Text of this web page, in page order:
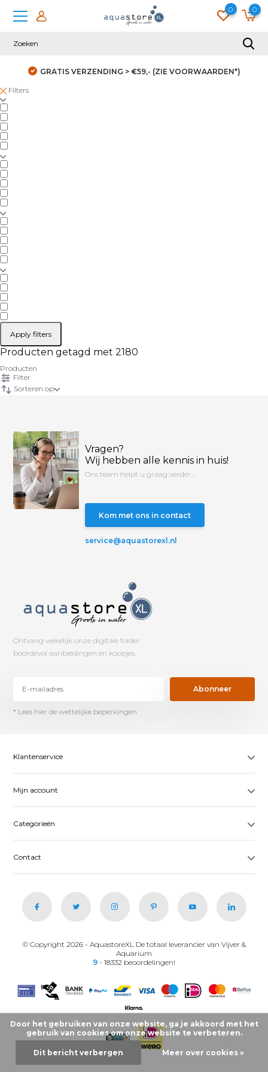
0 0
GRATIS VERZENDING > €59,- (ZIE VOORWAARDEN*)
Filters
Apply filters
Producten getagd met 2180
Producten
Filter
Sorteren op
Vragen?
Wij hebben alle kennis in huis!
Ons team helpt u graag verder...
Kom met ons in contact
service@aquastorexl.nl
Ontvang wekelijk onze digitale folder
boordevol aanbiedingen en koopjes.
Abonneer
* Lees hier de wettelijke beperkingen
Klantenservice
Mijn account
Categorieën
Contact
© Copyright 2026 - AquastoreXL De totaal leverancier van Vijver &
Aquarium
9 - 18332 beoordelingen!
Door het gebruiken van onze website, ga je akkoord met het
gebruik van cookies om onze website te verbeteren.
Dit bericht verbergen Meer over cookies »